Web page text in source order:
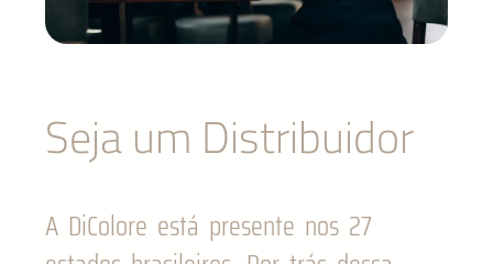
Seja um Distribuidor
A DiColore está presente nos 27